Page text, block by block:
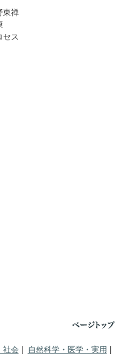
東禅
セス
社会 自然科学・医学・実用